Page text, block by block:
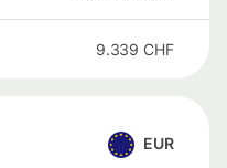
9.339 CHF
EUR